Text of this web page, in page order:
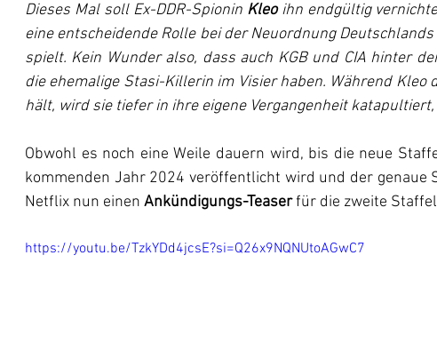
Dieses Mal soll Ex-DDR-Spionin Kleo ihn endgültig
eine entscheidende Rolle bei der Neuordnung
spielt. Kein Wunder also, dass auch KGB und CIA hinter
die ehemalige Stasi-Killerin im Visier haben. Während Kleo
hält, wird sie tiefer in ihre eigene Vergangenheit katapultiert,
Obwohl es noch eine Weile dauern wird, bis die neue
kommenden Jahr 2024 veröffentlicht wird und der
Netflix nun einen Ankündigungs-Teaser für die zweite
https://youtu.be/TzkYDd4jcsE?si=Q26x9NQNUtoAGwC7